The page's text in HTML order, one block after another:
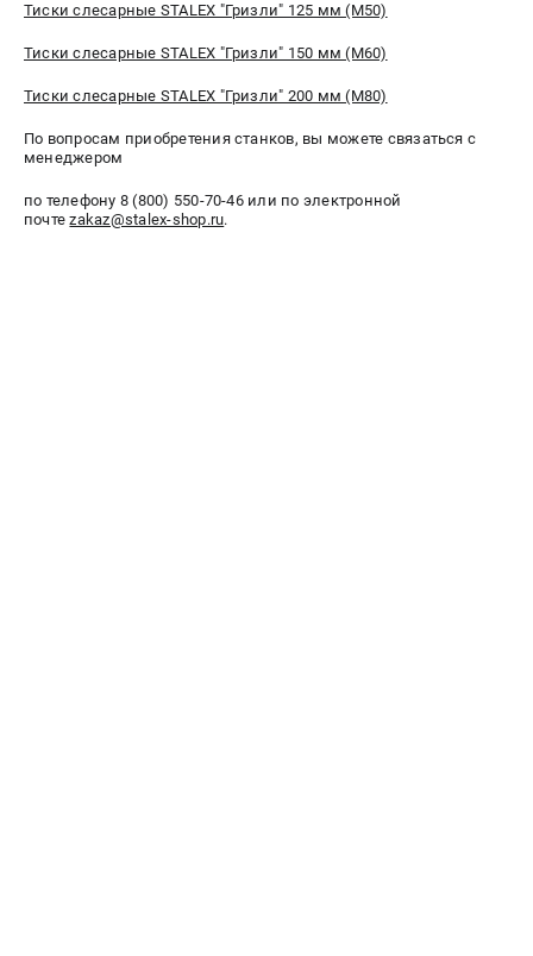
+7 (812) 564-50-74
Информация размещённая на сайте не является публичной
проспект Александровской Фермы, 29АЛ
Прием заказов по телефону:
пн-пт - с 9:00 до 18:00
Тиски слесарные STALEX "Гризли" 125 мм (M50)
Тиски слесарные STALEX "Гризли" 150 мм (M60)
Тиски слесарные STALEX "Гризли" 200 мм (M80)
По вопросам приобретения станков, вы можете связаться с
менеджером
по телефону 8 (800) 550-70-46 или по электронной
почтеzakaz@stalex-shop.ru.